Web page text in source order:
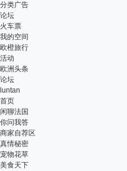
分类广告
论坛
火车票
我的空间
欧橙旅行
活动
欧洲头条
论坛
luntan
首页
闲聊法国
你问我答
商家自荐区
真情秘密
宠物花草
美食天下